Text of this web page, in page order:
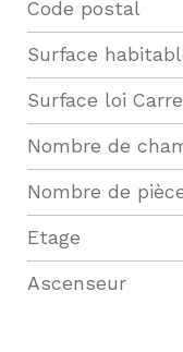
Label Value
Code postal
Surface
Surface loi
Nombre de
Nombre de
Etage
Ascenseur